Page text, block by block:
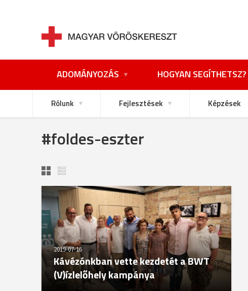
ADOMÁNYOZÁS HOGYAN SEGÍTHETSZ?
Rólunk Fejlesztések Képzések
#foldes-eszter
2019-07-16
Kávézónkban vette kezdetét a BWT
(V)ízlelőhely kampánya